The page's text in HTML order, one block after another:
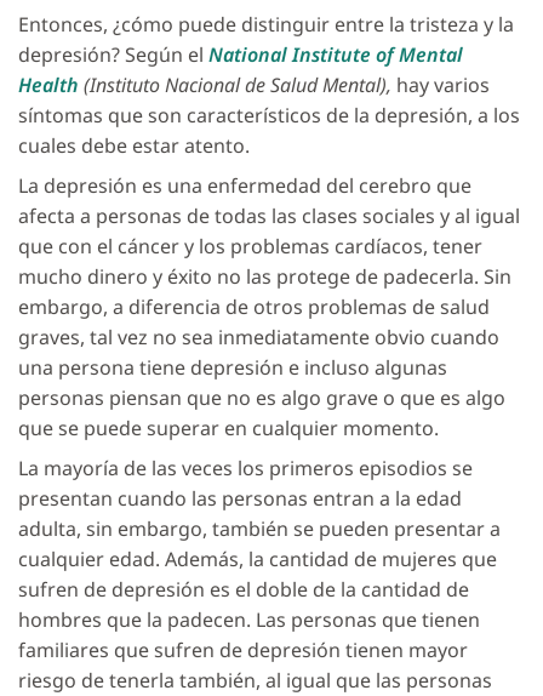
Entonces, ¿cómo puede distinguir entre la tristeza y la
depresión? Según el National Institute of Mental
Health (Instituto Nacional de Salud Mental), hay varios
síntomas que son característicos de la depresión, a los
cuales debe estar atento.
La depresión es una enfermedad del cerebro que
afecta a personas de todas las clases sociales y al igual
que con el cáncer y los problemas cardíacos, tener
mucho dinero y éxito no las protege de padecerla. Sin
embargo, a diferencia de otros problemas de salud
graves, tal vez no sea inmediatamente obvio cuando
una persona tiene depresión e incluso algunas
personas piensan que no es algo grave o que es algo
que se puede superar en cualquier momento.
La mayoría de las veces los primeros episodios se
presentan cuando las personas entran a la edad
adulta, sin embargo, también se pueden presentar a
cualquier edad. Además, la cantidad de mujeres que
sufren de depresión es el doble de la cantidad de
hombres que la padecen. Las personas que tienen
familiares que sufren de depresión tienen mayor
riesgo de tenerla también, al igual que las personas